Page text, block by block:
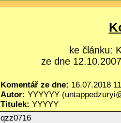
ke článku:
ze dne
Komentář ze dne: 16.07.2018
Autor: YYYYYY
Titulek: YYYYY
qzz0716